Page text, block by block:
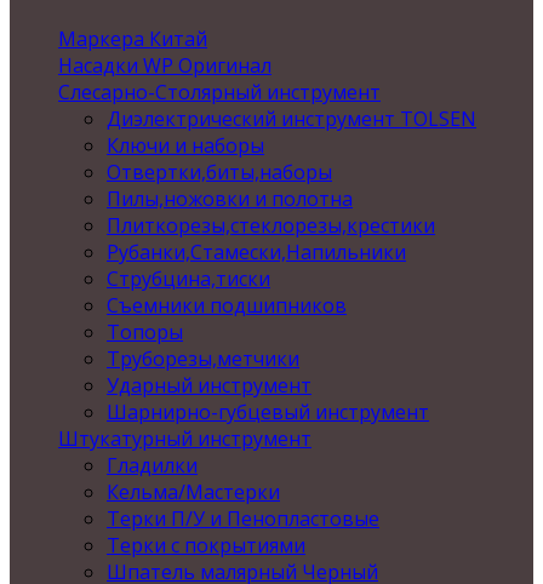
Маркера Китай
Насадки WP Оригинал
Слесарно-Столярный инструмент
Диэлектрический инструмент TOLSEN
Ключи и наборы
Отвертки,биты,наборы
Пилы,ножовки и полотна
Плиткорезы,стеклорезы,крестики
Рубанки,Стамески,Напильники
Струбцина,тиски
Съемники подшипников
Топоры
Труборезы,метчики
Ударный инструмент
Шарнирно-губцевый инструмент
Штукатурный инструмент
Гладилки
Кельма/Мастерки
Терки П/У и Пенопластовые
Терки с покрытиями
Шпатель малярный Черный